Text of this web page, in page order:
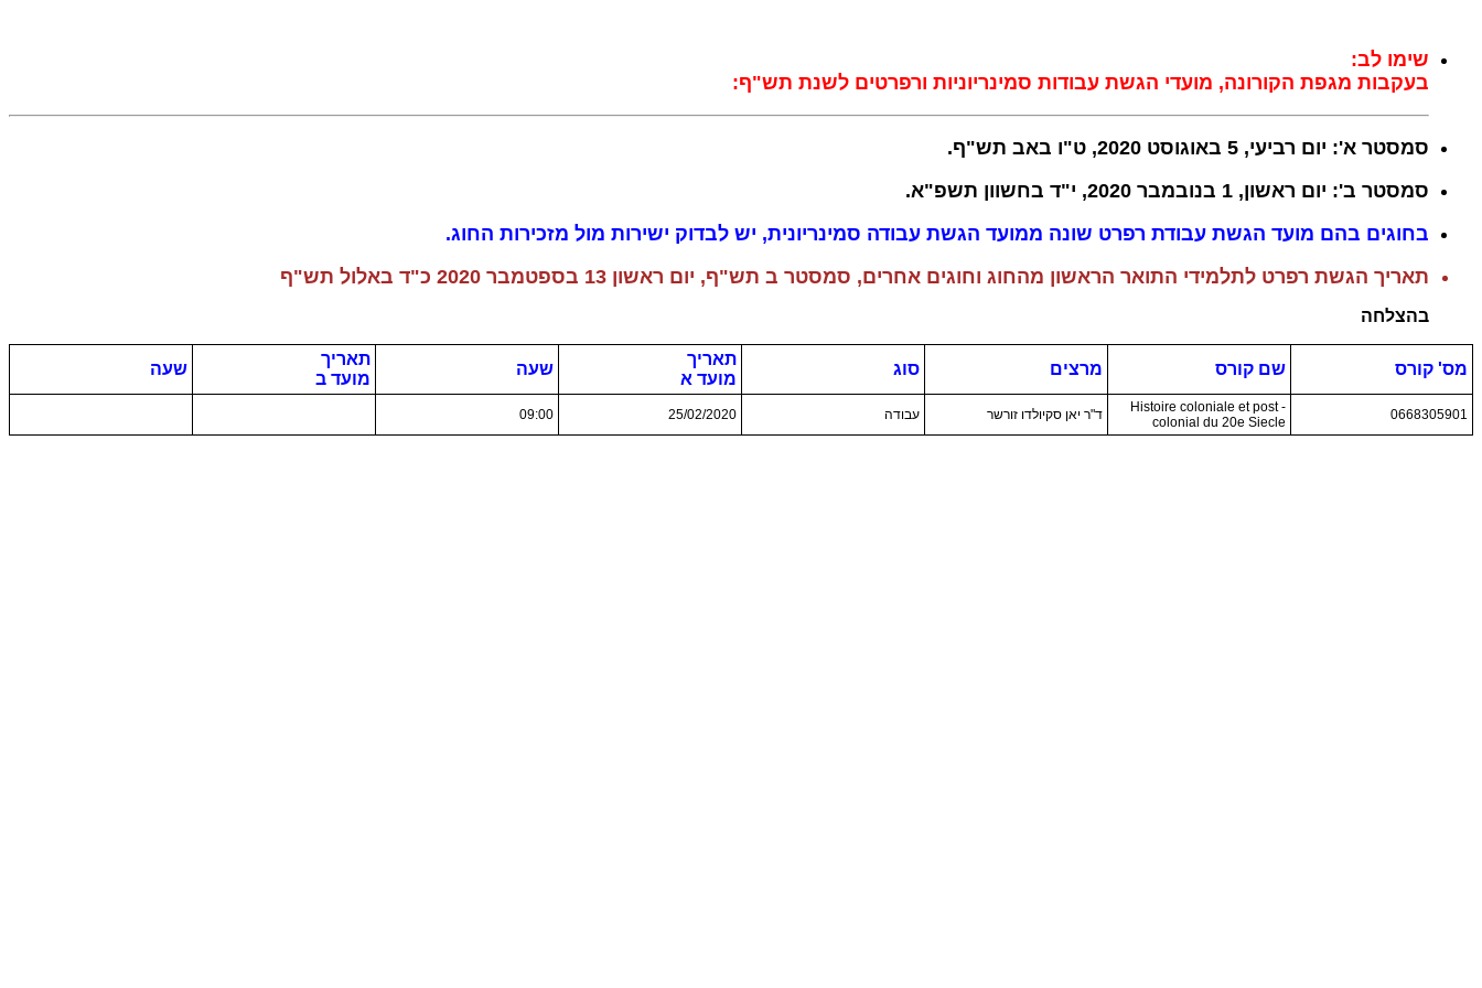
שימו לב:
בעקבות מגפת הקורונה, מועדי הגשת עבודות סמינריוניות ורפרטים לשנת תש"ף:
סמסטר א': יום רביעי, 5 באוגוסט 2020, ט"ו באב תש"ף.
סמסטר ב': יום ראשון, 1 בנובמבר 2020, י"ד בחשוון תשפ"א.
בחוגים בהם מועד הגשת עבודת רפרט שונה ממועד הגשת עבודה סמינריונית, יש לבדוק ישירות מול מזכירות החוג.
תאריך הגשת רפרט לתלמידי התואר הראשון מהחוג וחוגים אחרים, סמסטר ב תש"ף, יום ראשון 13 בספטמבר 2020 כ"ד באלול תש"ף
בהצלחה
מס' קורס שם קורס מרצים סוג
תאריך
מועד א
שעה
תאריך
מועד ב
שעה
0668305901
Histoire coloniale et post -
colonial du 20e Siecle
ד"ר יאן סקיולדו זורשר עבודה 25/02/2020
09:00